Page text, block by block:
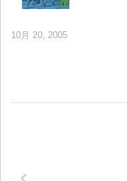
10月 20, 2005